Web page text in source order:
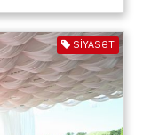
SIYASƏT